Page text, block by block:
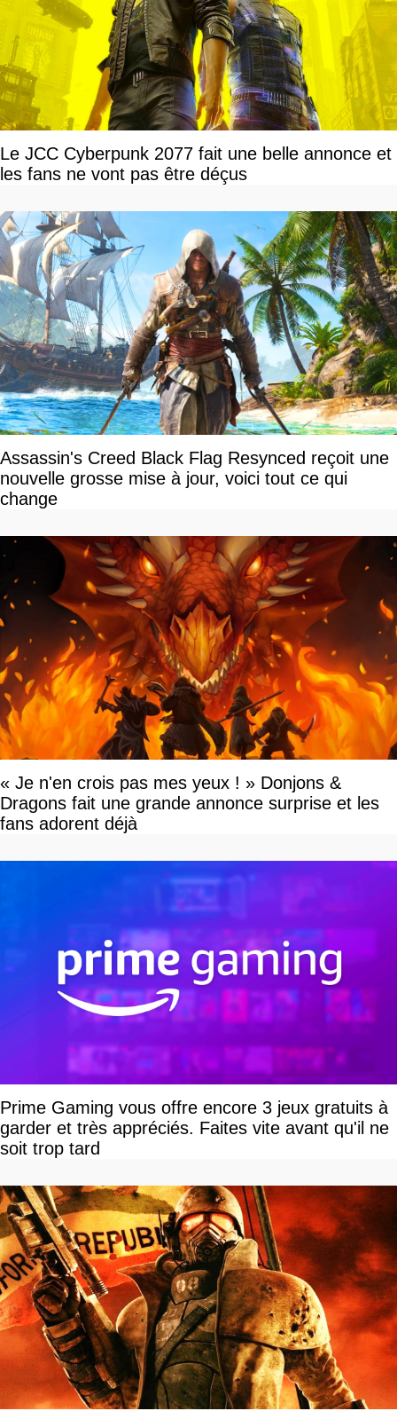
Le JCC Cyberpunk 2077 fait une belle annonce et
les fans ne vont pas être déçus
Assassin's Creed Black Flag Resynced reçoit une
nouvelle grosse mise à jour, voici tout ce qui
change
« Je n'en crois pas mes yeux ! » Donjons &
Dragons fait une grande annonce surprise et les
fans adorent déjà
Prime Gaming vous offre encore 3 jeux gratuits à
garder et très appréciés. Faites vite avant qu'il ne
soit trop tard